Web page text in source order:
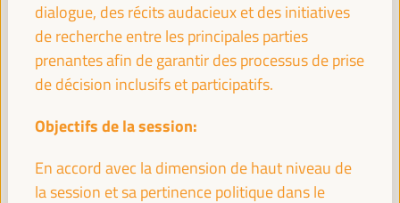
Sala Varsovia -09:3011:00
PLATFORMA Political Council Meeting
Sala TV - 09:30 11:00
Comisión de Cooperación para el Desarrollo
dialogue, des récits audacieux et des initiatives
de recherche entre les principales parties
prenantes afin de garantir des processus de prise
de décision inclusifs et participatifs.
Objectifs de la session:
En accord avec la dimension de haut niveau de
la session et sa pertinence politique dans le